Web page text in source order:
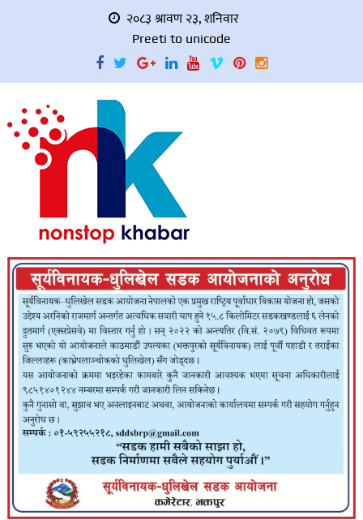
२०८३ श्रावण २३, शनिवार
Preeti to unicode